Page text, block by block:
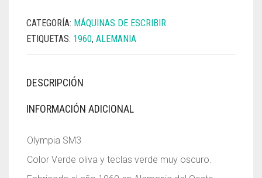
CATEGORÍA: MÁQUINAS DE ESCRIBIR
ETIQUETAS: 1960, ALEMANIA
DESCRIPCIÓN
INFORMACIÓN ADICIONAL
Olympia SM3
Color Verde oliva y teclas verde muy oscuro.